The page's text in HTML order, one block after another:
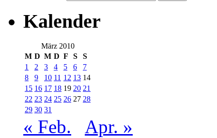
Kalender
März 2010
M D M D F S
S
1
2 3 4 5 6
7
8
9 10 11 12 13 14
15 16 17 18 19 20 21
22 23 24 25 26 27 28
29 30 31
« Feb. Apr. »